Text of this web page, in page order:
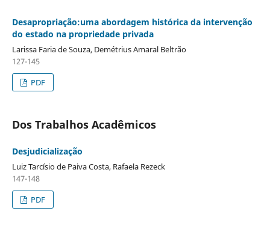
Desapropriação:uma abordagem histórica da intervenção
do estado na propriedade privada
Larissa Faria de Souza, Demétrius Amaral Beltrão
127-145
PDF
Dos Trabalhos Acadêmicos
Desjudicialização
Luiz Tarcísio de Paiva Costa, Rafaela Rezeck
147-148
PDF